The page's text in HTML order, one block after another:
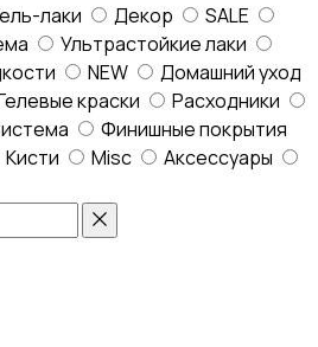
лаки Декор
SALE
Ультрастойкие лаки
NEW
Домашний уход
краски
Расходники
Финишные покрытия
Кисти Misc
Аксессуары